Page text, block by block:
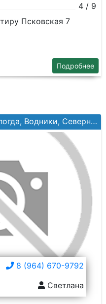
4 / 9
Псковская 7
Подробнее
Водники, Северная ул, №10б
8 (964) 670-9792
Светлана